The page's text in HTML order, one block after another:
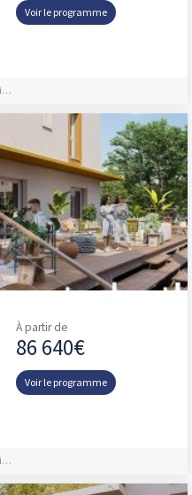
Voir le programme
À partir de
86 640€
Voir le programme